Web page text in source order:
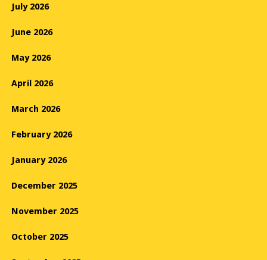
July 2026
June 2026
May 2026
April 2026
March 2026
February 2026
January 2026
December 2025
November 2025
October 2025